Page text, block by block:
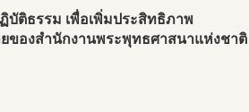
บัติธรรม เพื่อเพิ่มประสิทธิภาพ
ของสำนักงานพระพุทธศาสนาแห่งชาติ